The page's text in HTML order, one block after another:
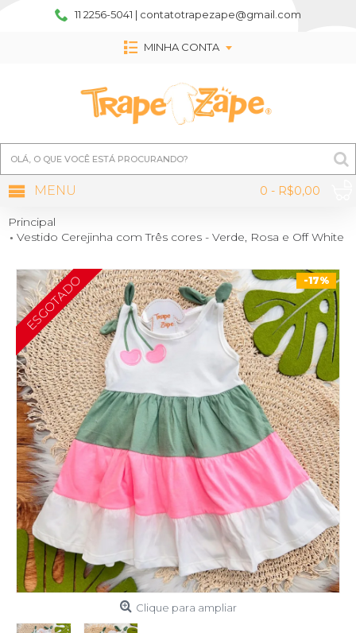
11 2256-5041 | contatotrapezape@gmail.com
MINHA CONTA
0 - R$0,00
MENU
Principal
Vestido Cerejinha com Três cores - Verde, Rosa e Off White
-17%
ESGOTADO
Clique para ampliar